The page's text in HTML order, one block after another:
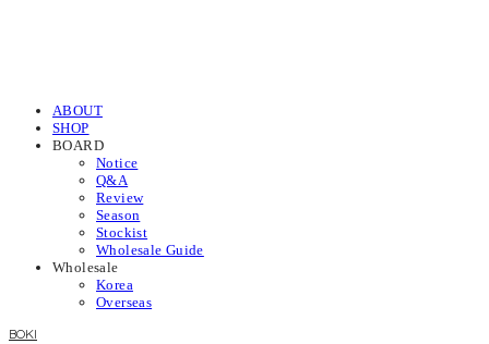
ABOUT
SHOP
BOARD
Notice
Q&A
Review
Season
Stockist
Wholesale Guide
Wholesale
Korea
Overseas
BOKI